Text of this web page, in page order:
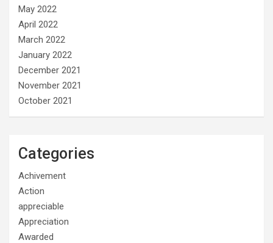
May 2022
April 2022
March 2022
January 2022
December 2021
November 2021
October 2021
Categories
Achivement
Action
appreciable
Appreciation
Awarded